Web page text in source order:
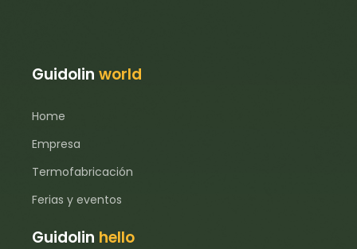
Guidolinworld
Home
Empresa
Termofabricación
Ferias y eventos
Guidolin hello